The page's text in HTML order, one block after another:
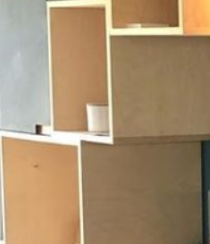
UN MEUBLE